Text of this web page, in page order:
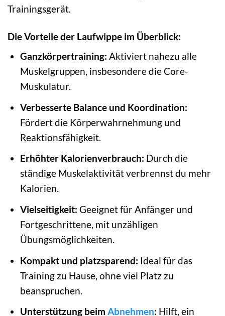
Trainingsgerät.
Die Vorteile der Laufwippe im Überblick:
Ganzkörpertraining: Aktiviert nahezu alle
Muskelgruppen, insbesondere die Core-
Muskulatur.
Verbesserte Balance und Koordination:
Fördert die Körperwahrnehmung und
Reaktionsfähigkeit.
Erhöhter Kalorienverbrauch: Durch die
ständige Muskelaktivität verbrennst du mehr
Kalorien.
Vielseitigkeit: Geeignet für Anfänger und
Fortgeschrittene, mit unzähligen
Übungsmöglichkeiten.
Kompakt und platzsparend: Ideal für das
Training zu Hause, ohne viel Platz zu
beanspruchen.
Unterstützung beim Abnehmen: Hilft, ein